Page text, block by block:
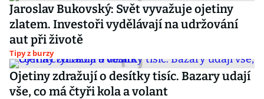
Jaroslav Bukovský: Svět vyvažuje ojetiny
zlatem. Investoři vydělávají na udržování
aut při životě
Tipy z burzy
Ojetiny zdražují o desítky tisíc. Bazary udají
vše, co má čtyři kola a volant